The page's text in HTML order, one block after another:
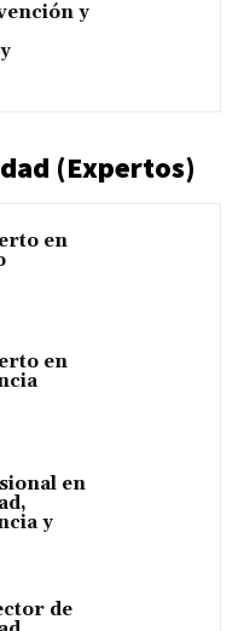
y
(Expertos)
en
en
en
y
de